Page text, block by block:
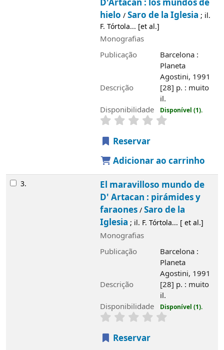
D'Artacan : los mundos de
hielo /Saro de la Iglesia ; il.
F. Tórtola... [et al.]
Monografias
Publicação
Barcelona :
Planeta
Agostini, 1991
Descrição
[28] p. : muito
il.
Disponibilidade
Disponível (1).
Reservar
Adicionar ao carrinho
3.
El maravilloso mundo de
D' Artacan : pirámides y
faraones/Saro de la
Iglesia ; il. F. Tórtola... [ et al.]
Monografias
Publicação
Barcelona :
Planeta
Agostini, 1991
Descrição
[28] p. : muito
il.
Disponibilidade
Disponível (1).
Reservar